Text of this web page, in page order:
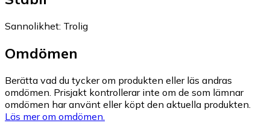
Sannolikhet: Trolig
Omdömen
Berätta vad du tycker om produkten eller läs andras
omdömen. Prisjakt kontrollerar inte om de som lämnar
omdömen har använt eller köpt den aktuella produkten.
Läs mer om omdömen.